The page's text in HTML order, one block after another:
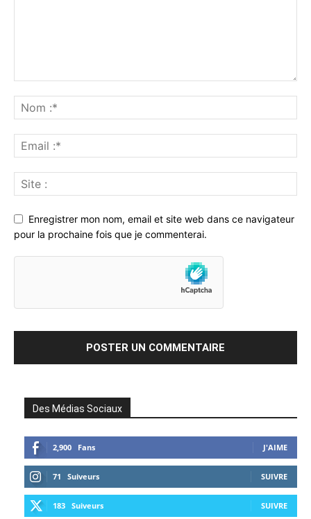
Enregistrer mon nom, email et site web dans ce navigateur
pour la prochaine fois que je commenterai.
Des Médias Sociaux
2,900 Fans J'AIME
71 Suiveurs SUIVRE
183 Suiveurs SUIVRE